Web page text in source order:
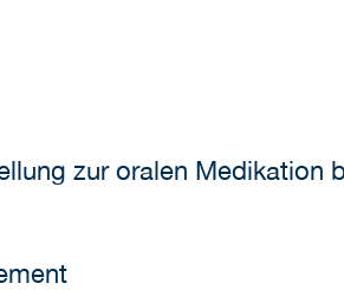
zur oralen Medikation